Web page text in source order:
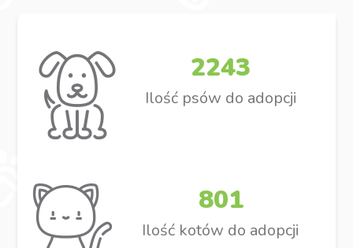
2243
Ilość psów do adopcji
801
Ilość kotów do adopcji